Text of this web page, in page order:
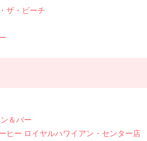
ザ・ビーチ
＆バー
ヒー ロイヤルハワイアン・センター店